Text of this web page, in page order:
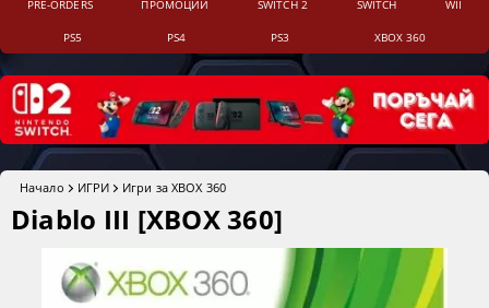
PRE-ORDERS ПРОМОЦИИ SWITCH 2 SWITCH WII
PS5 PS4 PS3 XBOX 360
Начало ИГРИ Игри за XBOX 360
Diablo III [XBOX 360]